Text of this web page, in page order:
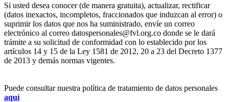
Si usted desea conocer (de manera gratuita), actualizar, rectificar
(datos inexactos, incompletos, fraccionados que induzcan al error) o
suprimir los datos que nos ha suministrado, envíe un correo
electrónico al correo datospersonales@fvl.org.co donde se le dará
trámite a su solicitud de conformidad con lo establecido por los
artículos 14 y 15 de la Ley 1581 de 2012, 20 a 23 del Decreto 1377
de 2013 y demás normas vigentes.
Puede consultar nuestra política de tratamiento de datos personales
aquí